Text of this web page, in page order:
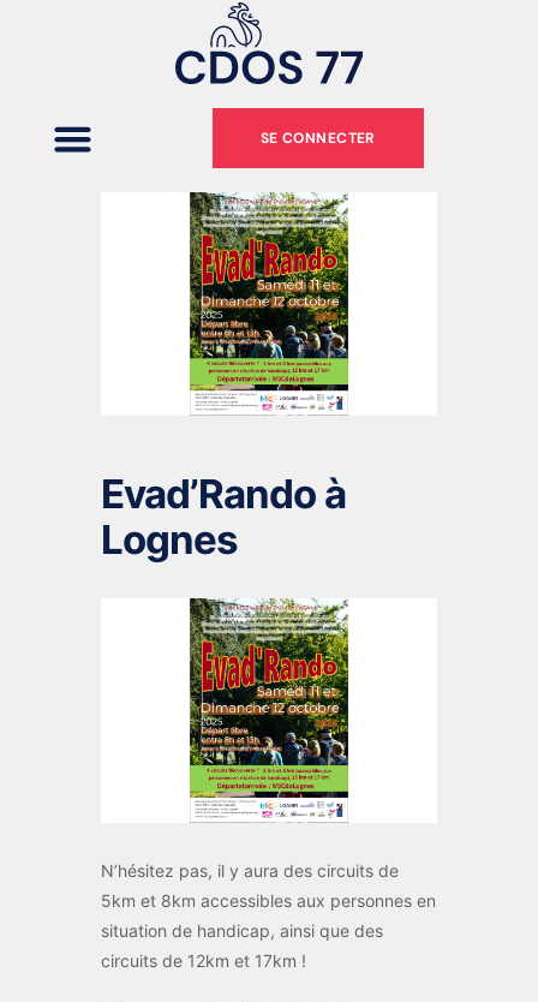
SE CONNECTER
Evad’Rando à
Lognes
N’hésitez pas, il y aura des circuits de
5km et 8km accessibles aux personnes en
situation de handicap, ainsi que des
circuits de 12km et 17km !